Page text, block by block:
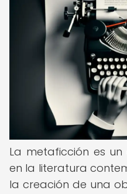
La metaficción es
en la literatura
la creación de una